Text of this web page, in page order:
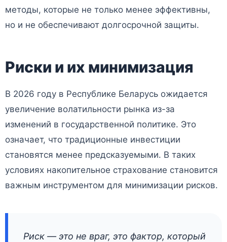
методы, которые не только менее эффективны,
но и не обеспечивают долгосрочной защиты.
Риски и их минимизация
В 2026 году в Республике Беларусь ожидается
увеличение волатильности рынка из-за
изменений в государственной политике. Это
означает, что традиционные инвестиции
становятся менее предсказуемыми. В таких
условиях накопительное страхование становится
важным инструментом для минимизации рисков.
Риск — это не враг, это фактор, который